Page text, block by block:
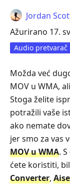
Jordan
Ažurirano 17.
Audio pretvarač
Možda već
MOV u WMA,
Stoga želite
potražili vaše
ako nemate
jer smo za vas
MOV u WMA.
ćete koristiti,
Converter,